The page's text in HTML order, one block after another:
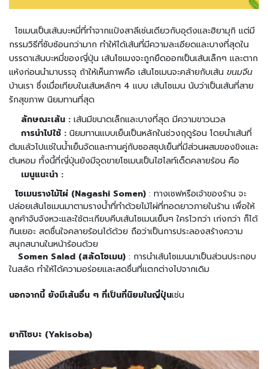
สำ
จ
รู
ป
แ
ช่
แ
ข
น
ล
ะ
ข
อ
ง
ว
น
แ
ง
โซเมนเป็นเส้นบะหมี่ที่ทำจากแป้งสาลีเช่นเดียวกับอุด้งและฮิยามุกิ แต่มี
กรรมวิธีที่ซับซ้อนกว่ามาก ทำให้ได้เส้นที่มีความละเอียดและบางที่สุดใน
บรรดาเส้นบะหมี่ของญี่ปุ่น เส้นโซเมงจะถูกยืดออกเป็นเส้นเล็กๆ และตาก
แห้งก่อนนำมาบรรจุ ถ้าให้เห็นภาพคือ เส้นโซเมนจะคล้ายกับเส้น ขนมจีน
บ้านเรา ซึ่งเมื่อเทียบในเส้นหลักๆ 4 แบบ เส้นโซเมน นับว่าเป็นเส้นที่สาย
รักสุขภาพ นิยมทานที่สุด
ลักษณะเส้น : เส้นมีขนาดเล็กและบางที่สุด มีความขาวนวล
การนำไปใช้ : นิยมทานแบบเย็นเป็นหลักในช่วงฤดูร้อน โดยนำเส้นที่
ต้มแล้วไปแช่ในน้ำเย็นจัดและทานคู่กับซอสซุปเย็นที่มีส่วนผสมของขิงและ
ต้นหอม ทั้งนี้ที่ญี่ปุ่นยังมีจุดขายโซเมนเป็นไฮไลท์เด็ดคลายร้อน คือ
เมนูแนะนำ :
โซเมนรางไม้ไผ่ (Nagashi Somen) : ทางเชฟหรือเจ้าของร้าน จะ
ปล่อยเส้นโซเมนมาตามรางน้ำที่ทำด้วยไม้ไผ่ที่ทอดยาวภายในร้าน เพื่อให้
ลูกค้าจับจังหวะและใช้ตะเกียบคีบเส้นโซเมนเย็นๆ ใครไวกว่า เก่งกว่า ก็ได้
กินเยอะ สดชื่นใจคลายร้อนได้ด้วย ถือว่าเป็นการประลองสร้างความ
สนุกสนานในหน้าร้อนด้วย
Somen Salad (สลัดโซเมน) : การนำเส้นโซเมนมาเป็นส่วนประกอบ
ในสลัด ทำให้ได้ความอร่อยและสดชื่นที่แตกต่างไปจากเดิม
นอกจากนี้ ยังมีเส้นอื่น ๆ ที่เป็นที่นิยมในญี่ปุ่นเช่น
ยากิโซบะ (Yakisoba)